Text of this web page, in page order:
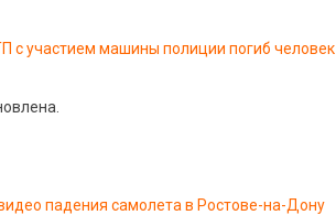
с участием машины полиции погиб человек
падения самолета в Ростове-на-Дону